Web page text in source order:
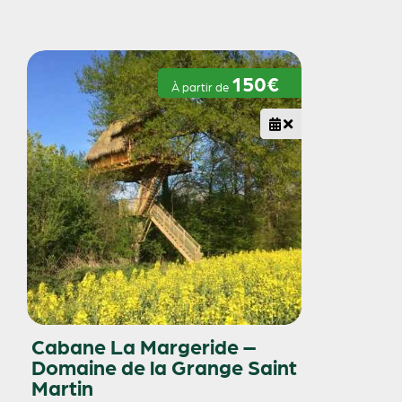
À partir de 150€
Cabane La Margeride –
Domaine de la Grange Saint
Martin